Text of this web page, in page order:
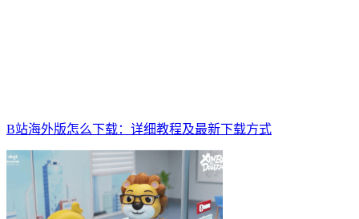
B站海外版怎么下载：详细教程及最新下载方式